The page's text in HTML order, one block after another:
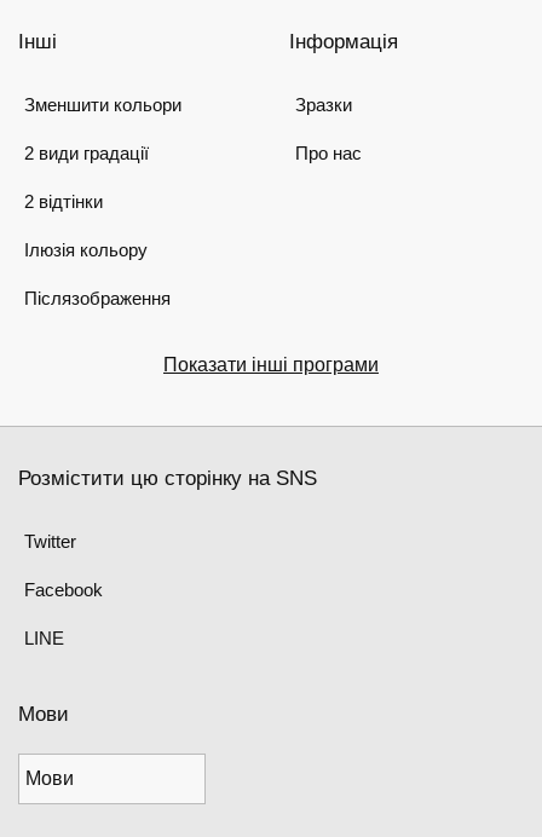
Інші
Зменшити кольори
2 види градації
2 відтінки
Ілюзія кольору
Післязображення
Інформація
Зразки
Про нас
Показати інші програми
Розмістити цю сторінку на SNS
Twitter
Facebook
LINE
Мови